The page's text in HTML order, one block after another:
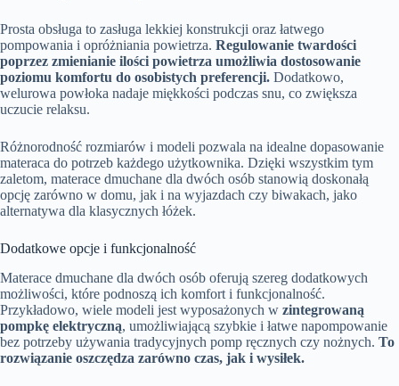
Prosta obsługa to zasługa lekkiej konstrukcji oraz łatwego
pompowania i opróżniania powietrza. Regulowanie twardości
poprzez zmienianie ilości powietrza umożliwia dostosowanie
poziomu komfortu do osobistych preferencji. Dodatkowo,
welurowa powłoka nadaje miękkości podczas snu, co zwiększa
uczucie relaksu.
Różnorodność rozmiarów i modeli pozwala na idealne dopasowanie
materaca do potrzeb każdego użytkownika. Dzięki wszystkim tym
zaletom, materace dmuchane dla dwóch osób stanowią doskonałą
opcję zarówno w domu, jak i na wyjazdach czy biwakach, jako
alternatywa dla klasycznych łóżek.
Dodatkowe opcje i funkcjonalność
Materace dmuchane dla dwóch osób oferują szereg dodatkowych
możliwości, które podnoszą ich komfort i funkcjonalność.
Przykładowo, wiele modeli jest wyposażonych w zintegrowaną
pompkę elektryczną, umożliwiającą szybkie i łatwe napompowanie
bez potrzeby używania tradycyjnych pomp ręcznych czy nożnych. To
rozwiązanie oszczędza zarówno czas, jak i wysiłek.